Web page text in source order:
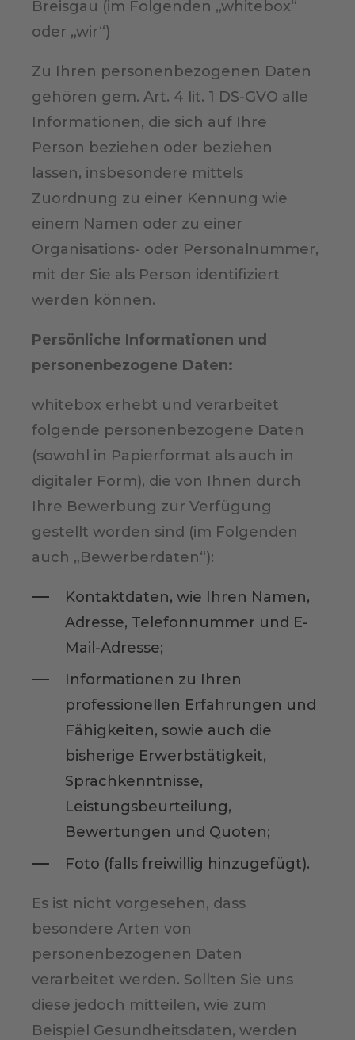
Breisgau (im Folgenden „whitebox“
oder „wir“)
Zu Ihren personenbezogenen Daten
gehören gem. Art. 4 lit. 1 DS-GVO alle
Informationen, die sich auf Ihre
Person beziehen oder beziehen
lassen, insbesondere mittels
Zuordnung zu einer Kennung wie
einem Namen oder zu einer
Organisations- oder Personalnummer,
mit der Sie als Person identifiziert
werden können.
Persönliche Informationen und
personenbezogene Daten:
whitebox erhebt und verarbeitet
folgende personenbezogene Daten
(sowohl in Papierformat als auch in
digitaler Form), die von Ihnen durch
Ihre Bewerbung zur Verfügung
gestellt worden sind (im Folgenden
auch „Bewerberdaten“):
Kontaktdaten, wie Ihren Namen,
Adresse, Telefonnummer und E-
Mail-Adresse;
Informationen zu Ihren
professionellen Erfahrungen und
Fähigkeiten, sowie auch die
bisherige Erwerbstätigkeit,
Sprachkenntnisse,
Leistungsbeurteilung,
Bewertungen und Quoten;
Foto (falls freiwillig hinzugefügt).
Es ist nicht vorgesehen, dass
besondere Arten von
personenbezogenen Daten
verarbeitet werden. Sollten Sie uns
diese jedoch mitteilen, wie zum
Beispiel Gesundheitsdaten, werden